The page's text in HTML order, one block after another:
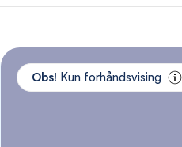
Skip
Obs! Kun forhåndsvising